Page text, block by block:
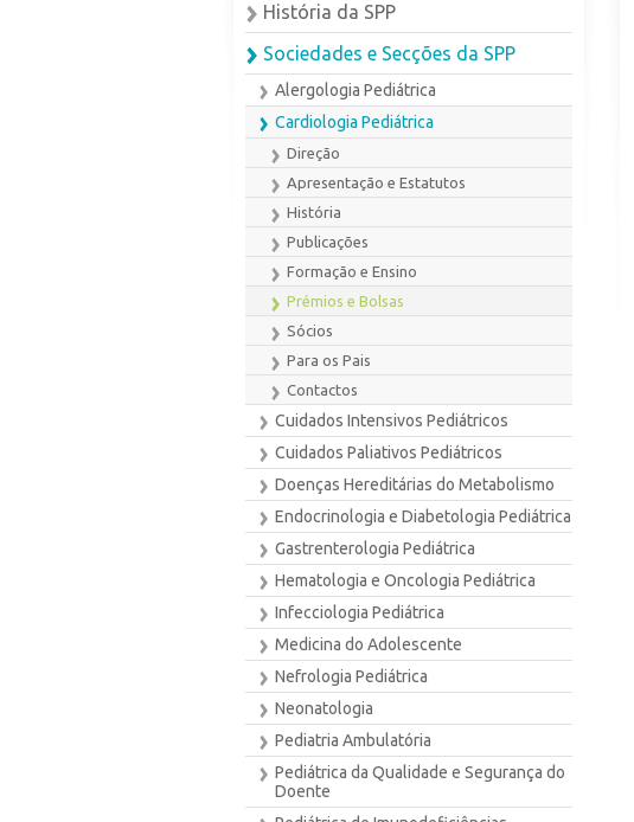
História da SPP
Sociedades e Secções da SPP
Alergologia Pediátrica
Cardiologia Pediátrica
Direção
Apresentação e Estatutos
História
Publicações
Formação e Ensino
Prémios e Bolsas
Sócios
Para os Pais
Contactos
Cuidados Intensivos Pediátricos
Cuidados Paliativos Pediátricos
Doenças Hereditárias do Metabolismo
Endocrinologia e Diabetologia Pediátrica
Gastrenterologia Pediátrica
Hematologia e Oncologia Pediátrica
Infecciologia Pediátrica
Medicina do Adolescente
Nefrologia Pediátrica
Neonatologia
Pediatria Ambulatória
Pediátrica da Qualidade e Segurança do
Doente